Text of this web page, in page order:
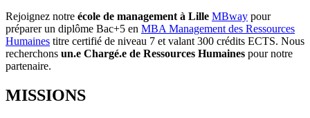
Rejoignez notre école de management à Lille MBway pour
préparer un diplôme Bac+5 en MBA Management des Ressources
Humaines titre certifié de niveau 7 et valant 300 crédits ECTS. Nous
recherchons un.e Chargé.e de Ressources Humaines pour notre
partenaire.
MISSIONS